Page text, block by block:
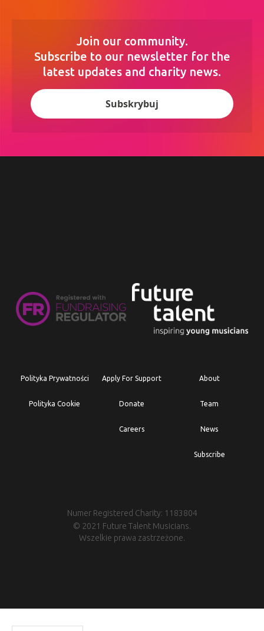
Join our community.
Subscribe to our newsletter for the
latest updates and charity news.
Subskrybuj
Polityka Prywatności
Polityka Cookie
Apply For Support
Donate
Careers
About
Team
News
Subscribe
Numer Registered Charity: 1183804
© 2021 Future Talent Musicians.
Wszelkie prawa zastrzeżone.